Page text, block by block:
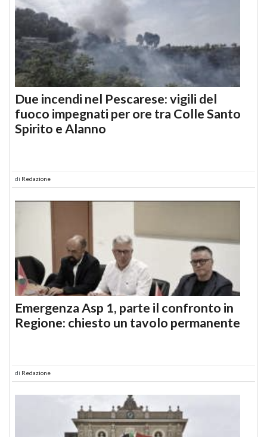
Due incendi nel Pescarese: vigili del
fuoco impegnati per ore tra Colle Santo
Spirito e Alanno
di Redazione
Emergenza Asp 1, parte il confronto in
Regione: chiesto un tavolo permanente
di Redazione